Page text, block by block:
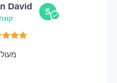
S
David